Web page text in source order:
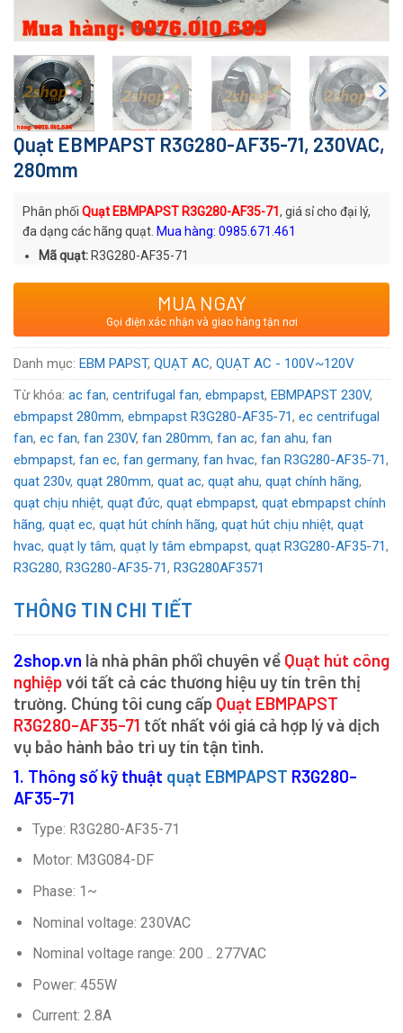
Quạt EBMPAPST R3G280-AF35-71, 230VAC,
280mm
Phân phối Quạt EBMPAPST R3G280-AF35-71 , giá sỉ cho đại lý,
đa dạng các hãng quạt. Mua hàng: 0985.671.461
Mã quạt: R3G280-AF35-71
Thương hiệu: Quạt AC EBMPAPST
Voltage:230VAC
MUA NGAY
Gọi điện xác nhận và giao hàng tận nơi
Danh mục: EBM PAPST, QUẠT AC, QUẠT AC - 100V~120V
Từ khóa: ac fan, centrifugal fan, ebmpapst, EBMPAPST 230V,
ebmpapst 280mm, ebmpapst R3G280-AF35-71, ec centrifugal
fan, ec fan, fan 230V, fan 280mm, fan ac, fan ahu, fan
ebmpapst, fan ec, fan germany, fan hvac, fan R3G280-AF35-71,
quat 230v, quạt 280mm, quat ac, quạt ahu, quạt chính hãng,
quạt chịu nhiệt, quạt đức, quạt ebmpapst, quạt ebmpapst chính
hãng, quạt ec, quạt hút chính hãng, quạt hút chịu nhiệt, quạt
hvac, quạt ly tâm, quạt ly tâm ebmpapst, quạt R3G280-AF35-71,
R3G280, R3G280-AF35-71, R3G280AF3571
THÔNG TIN CHI TIẾT
2shop.vn là nhà phân phối chuyên về Quạt hút công
nghiệpvới tất cả các thương hiệu uy tín trên thị
trường. Chúng tôi cung cấp Quạt EBMPAPST
R3G280-AF35-71 tốt nhất với giá cả hợp lý và dịch
vụ bảo hành bảo trì uy tín tận tình.
1. Thông số kỹ thuật quạt EBMPAPST R3G280-
AF35-71
Type: R3G280-AF35-71
Motor: M3G084-DF
Phase: 1~
Nominal voltage: 230VAC
Nominal voltage range: 200 .. 277VAC
Power: 455W
Current: 2.8A